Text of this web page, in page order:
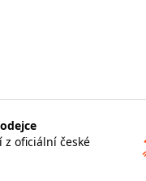
z oficiální české